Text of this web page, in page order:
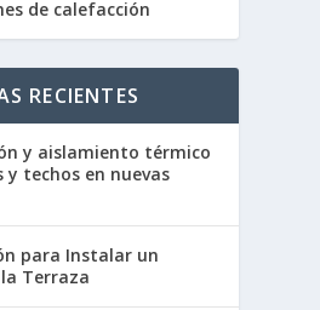
de calefacción
RECIENTES
y aislamiento térmico
y techos en nuevas
para Instalar un
Terraza